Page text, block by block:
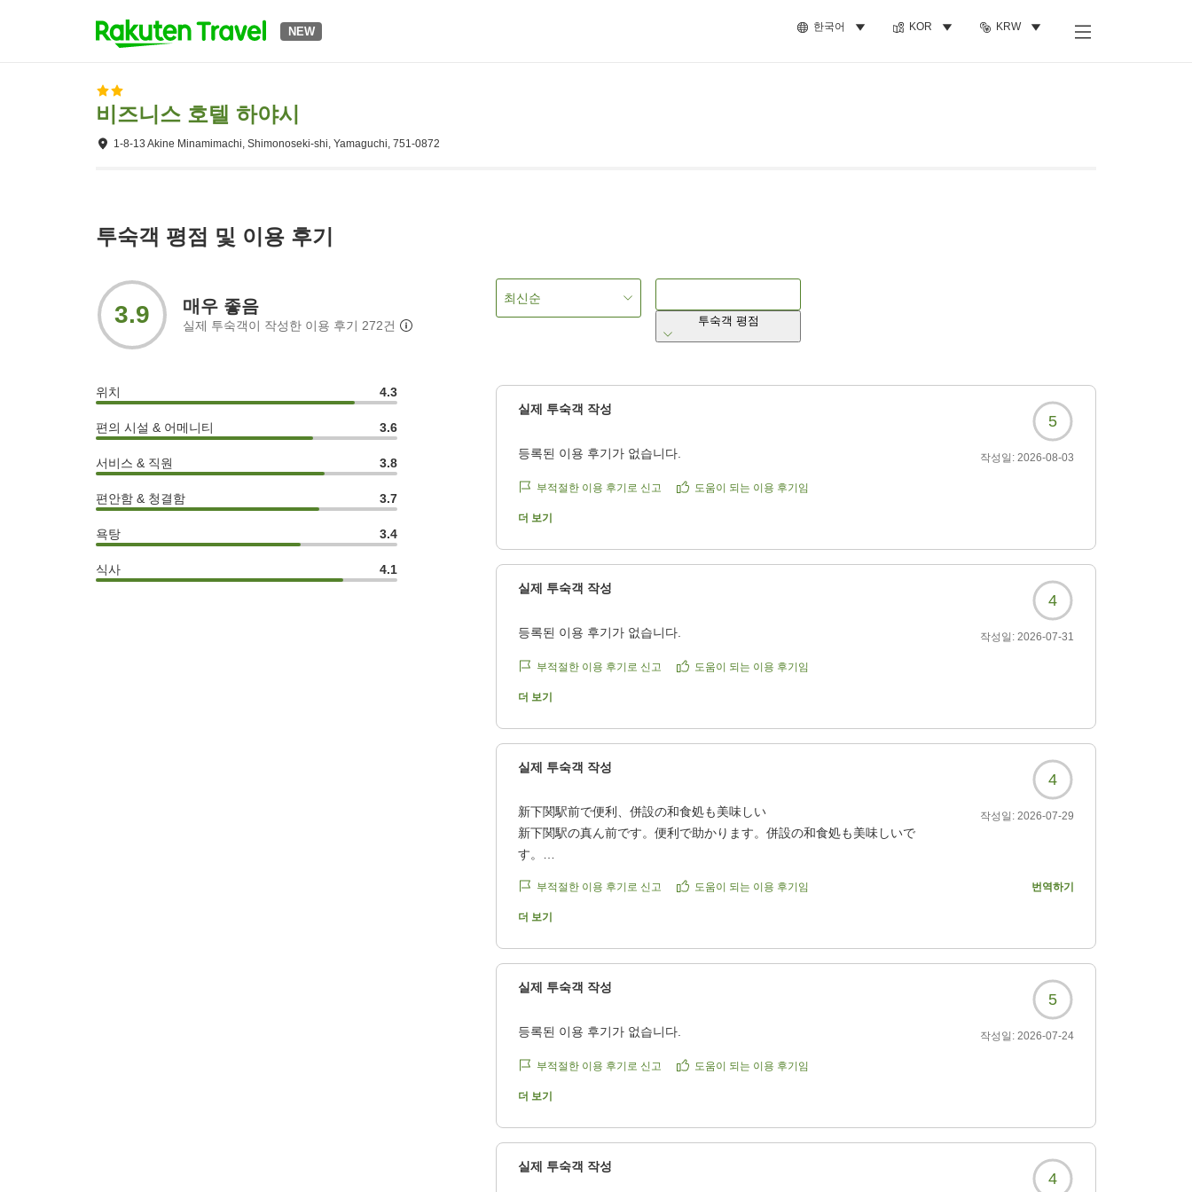
NEW 한국어 KOR KRW
비즈니스 호텔 하야시
1-8-13 Akine Minamimachi, Shimonoseki-shi, Yamaguchi, 751-0872
투숙객 평점 및 이용 후기
3.9 매우 좋음
실제 투숙객이 작성한 이용 후기 272건
위치 4.3
편의 시설 & 어메니티 3.6
서비스 & 직원 3.8
편안함 & 청결함 3.7
욕탕 3.4
식사 4.1
최신순
투숙객 평점
실제 투숙객 작성
5
등록된 이용 후기가 없습니다. 작성일: 2026-08-03
부적절한 이용 후기로 신고 도움이 되는 이용 후기임
더 보기
실제 투숙객 작성
4
등록된 이용 후기가 없습니다. 작성일: 2026-07-31
부적절한 이용 후기로 신고 도움이 되는 이용 후기임
더 보기
실제 투숙객 작성
4
新下関駅前で便利、併設の和食処も美味しい
新下関駅の真ん前です。便利で助かります。併設の和食処も美味しいで
す。
https://review.travel.rakuten.co.jp/hotel/voice/44850?
reviewId=33123478238329
작성일: 2026-07-29
부적절한 이용 후기로 신고 도움이 되는 이용 후기임 번역하기
더 보기
실제 투숙객 작성
5
등록된 이용 후기가 없습니다. 작성일: 2026-07-24
부적절한 이용 후기로 신고 도움이 되는 이용 후기임
더 보기
실제 투숙객 작성
4